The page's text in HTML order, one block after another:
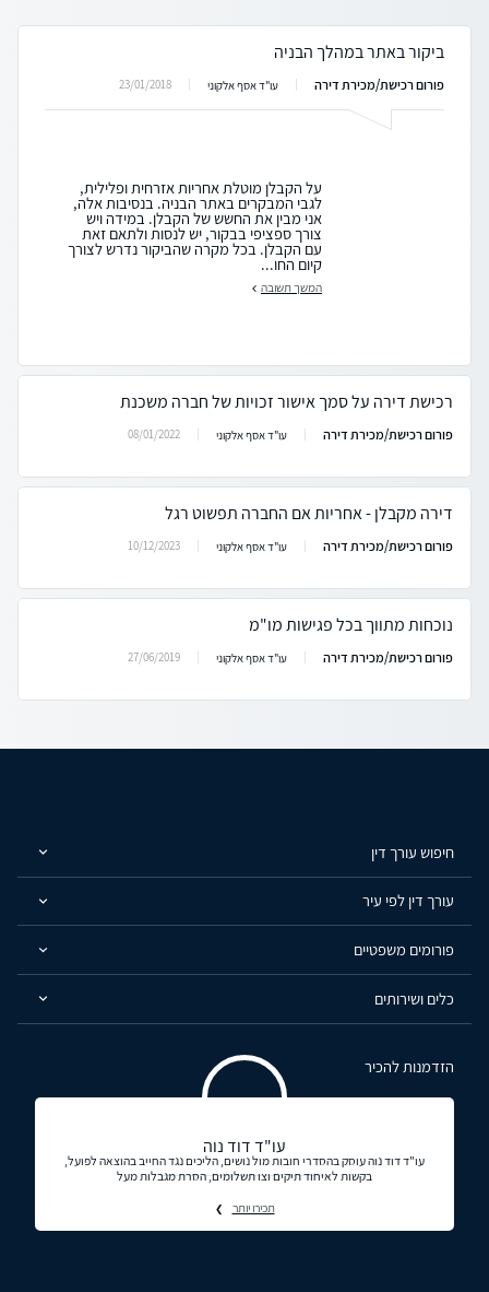
ביקור באתר במהלך הבניה
פורום רכישת/מכירת דירה עו"ד אסף אלקוני 23/01/2018
על הקבלן מוטלת אחריות אזרחית ופלילית,
לגבי המבקרים באתר הבניה. בנסיבות אלה,
אני מבין את החשש של הקבלן. במידה ויש
צורך ספציפי בבקור, יש לנסות ולתאם זאת
עם הקבלן. בכל מקרה שהביקור נדרש לצורך
קיום החו...
המשך תשובה
רכישת דירה על סמך אישור זכויות של חברה משכנת
פורום רכישת/מכירת דירה עו"ד אסף אלקוני 08/01/2022
דירה מקבלן - אחריות אם החברה תפשוט רגל
פורום רכישת/מכירת דירה עו"ד אסף אלקוני 10/12/2023
נוכחות מתווך בכל פגישות מו"מ
פורום רכישת/מכירת דירה עו"ד אסף אלקוני 27/06/2019
חיפוש עורך דין
עורך דין לפי עיר
פורומים משפטיים
כלים ושירותים
הזדמנות להכיר
עו"ד דוד נוה
עו"ד דוד נוה עוסק בהסדרי חובות מול נושים, הליכים נגד החייב בהוצאה לפועל,
בקשות לאיחוד תיקים וצו תשלומים, הסרת מגבלות מעל
תכירו יותר